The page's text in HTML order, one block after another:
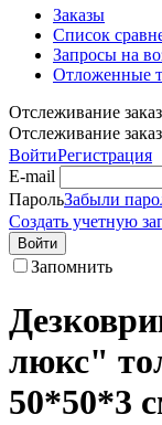
Заказы
Список
Запросы на
Отложенные
Отслеживание
Отслеживание
ВойтиРегистрация
E-mail
ПарольЗабыли
Создать учетную
Войти
Запомнить
люкс"
50*50*3